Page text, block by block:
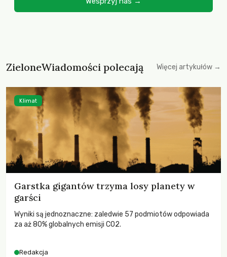
ZieloneWiadomości polecają Więcej artykułów →
Garstka gigantów trzyma losy planety w
garści
Wyniki są jednoznaczne: zaledwie 57 podmiotów odpowiada
za aż 80% globalnych emisji CO2.
Redakcja
Klimat